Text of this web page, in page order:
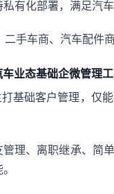
有化部署，满足汽
手车商、汽车配件
车业态基础企微管理
基础客户管理，仅
理、离职继承、简